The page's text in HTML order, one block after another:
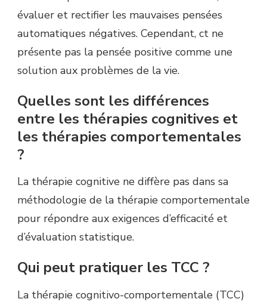
évaluer et rectifier les mauvaises pensées
automatiques négatives. Cependant, ct ne
présente pas la pensée positive comme une
solution aux problèmes de la vie.
Quelles sont les différences
entre les thérapies cognitives et
les thérapies comportementales
?
La thérapie cognitive ne diffère pas dans sa
méthodologie de la thérapie comportementale
pour répondre aux exigences d’efficacité et
d’évaluation statistique.
Qui peut pratiquer les TCC ?
La thérapie cognitivo-comportementale (TCC)